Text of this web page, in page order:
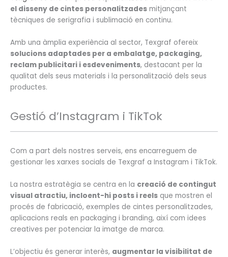
el disseny de cintes personalitzades mitjançant
tècniques de serigrafia i sublimació en continu.
Amb una àmplia experiència al sector, Texgraf ofereix
solucions adaptades per a embalatge, packaging,
reclam publicitari i esdeveniments, destacant per la
qualitat dels seus materials i la personalització dels seus
productes.
Gestió d’Instagram i TikTok
Com a part dels nostres serveis, ens encarreguem de
gestionar les xarxes socials de Texgraf a Instagram i TikTok.
La nostra estratègia se centra en la creació de contingut
visual atractiu, incloent-hi posts i reels que mostren el
procés de fabricació, exemples de cintes personalitzades,
aplicacions reals en packaging i branding, així com idees
creatives per potenciar la imatge de marca.
L’objectiu és generar interès, augmentar la visibilitat de